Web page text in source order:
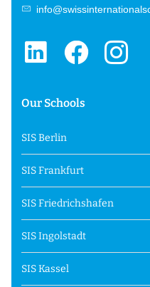
Our Schools
SIS Berlin
SIS Frankfurt
SIS Friedrichshafen
SIS Ingolstadt
SIS Kassel